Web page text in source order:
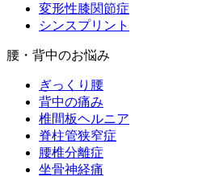
変形性膝関節症
シンスプリント
腰・背中のお悩み
ぎっくり腰
背中の痛み
椎間板ヘルニア
脊柱管狭窄症
腰椎分離症
坐骨神経痛